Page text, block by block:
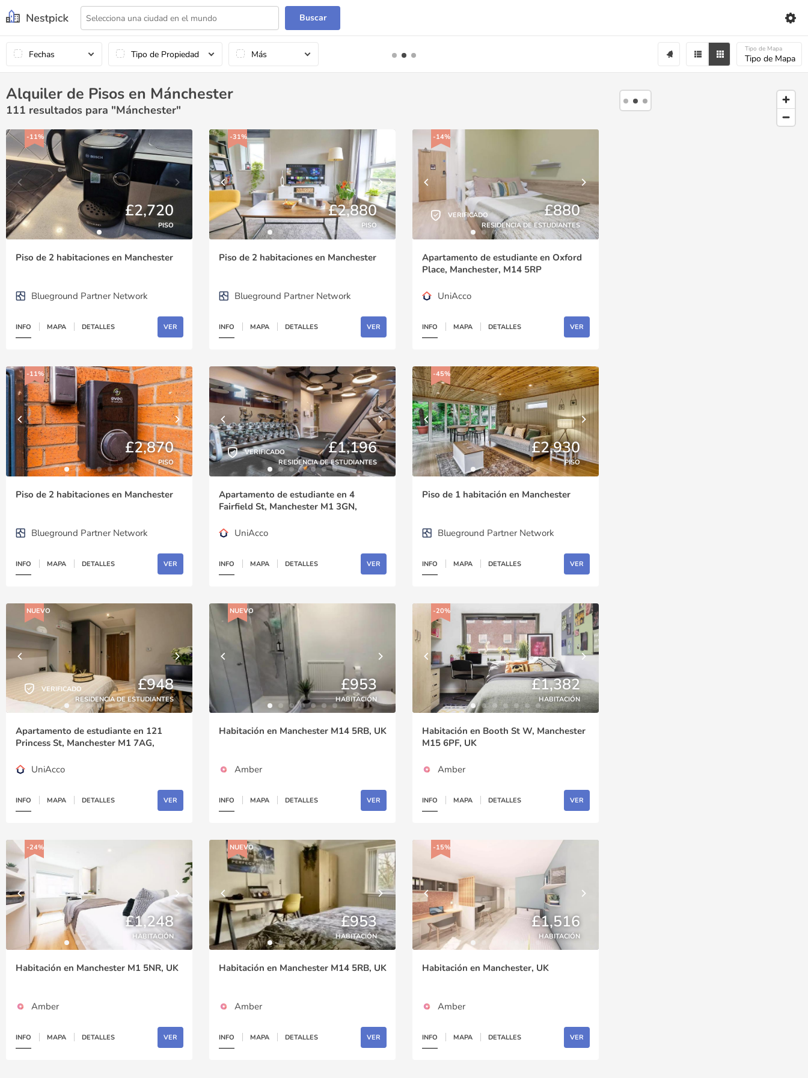
Buscar
Fechas Tipo de Propiedad Más Tipo de Mapa
Tipo de Mapa
Alquiler de Pisos en Mánchester
111 resultados para "Mánchester"
-11%
£2,720
PISO
Piso de 2 habitaciones en Manchester
Blueground Partner Network
INFO MAPA DETALLES VER
-31%
£2,880
PISO
Piso de 2 habitaciones en Manchester
Blueground Partner Network
INFO MAPA DETALLES VER
-14%
VERIFICADO £880
RESIDENCIA DE ESTUDIANTES
Apartamento de estudiante en Oxford
Place, Manchester, M14 5RP
UniAcco
INFO MAPA DETALLES VER
-11%
£2,870
PISO
Piso de 2 habitaciones en Manchester
Blueground Partner Network
INFO MAPA DETALLES VER
VERIFICADO £1,196
RESIDENCIA DE ESTUDIANTES
Apartamento de estudiante en 4
Fairfield St, Manchester M1 3GN,
UniAcco
INFO MAPA DETALLES VER
-45%
£2,930
PISO
Piso de 1 habitación en Manchester
Blueground Partner Network
INFO MAPA DETALLES VER
NUEVO
VERIFICADO £948
RESIDENCIA DE ESTUDIANTES
Apartamento de estudiante en 121
Princess St, Manchester M1 7AG,
UniAcco
INFO MAPA DETALLES VER
NUEVO
£953
HABITACIÓN
Habitación en Manchester M14 5RB, UK
Amber
INFO MAPA DETALLES VER
-20%
£1,382
HABITACIÓN
Habitación en Booth St W, Manchester
M15 6PF, UK
Amber
INFO MAPA DETALLES VER
-24%
£1,248
HABITACIÓN
Habitación en Manchester M1 5NR, UK
Amber
INFO MAPA DETALLES VER
NUEVO
£953
HABITACIÓN
Habitación en Manchester M14 5RB, UK
Amber
INFO MAPA DETALLES VER
-15%
£1,516
HABITACIÓN
Habitación en Manchester, UK
Amber
INFO MAPA DETALLES VER